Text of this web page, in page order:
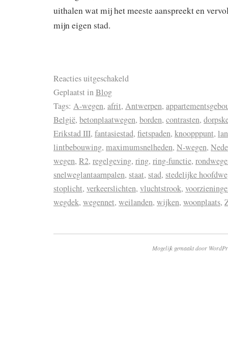
uithalen wat mij het meeste aanspreekt en
mijn eigen stad.
Reacties uitgeschakeld
Geplaatst inBlog
Tags: A-wegen, afrit, Antwerpen,
België, betonplaatwegen, borden, contrasten,
Erikstad III, fantasiestad, fietspaden, knoopppunt,
lintbebouwing, maximumsnelheden, N-wegen,
wegen, R2, regelgeving, ring, ring-functie,
snelweglantaarnpalen, staat, stad, stedelijke
stoplicht, verkeerslichten, vluchtstrook,
wegdek, wegennet, weilanden, wijken, woonplaats,
Mogelijk gemaakt door